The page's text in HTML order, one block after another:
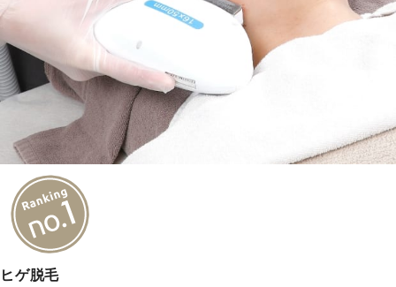
ヒゲ脱毛